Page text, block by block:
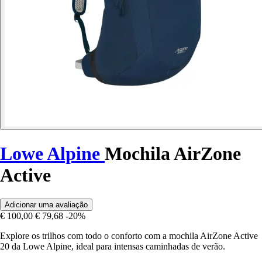
Lowe Alpine Mochila AirZone
Active
Adicionar uma avaliação
€ 100,00 € 79,68 -20%
Explore os trilhos com todo o conforto com a mochila AirZone Active
20 da Lowe Alpine, ideal para intensas caminhadas de verão.